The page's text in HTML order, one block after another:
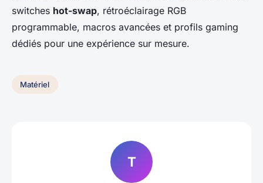
switches hot-swap, rétroéclairage RGB
programmable, macros avancées et profils gaming
dédiés pour une expérience sur mesure.
Matériel
T